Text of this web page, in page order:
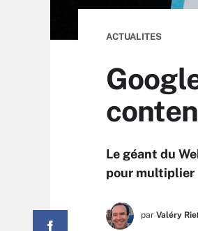
ACTUALITES
Le géant du
pour multiplier
par Valéry